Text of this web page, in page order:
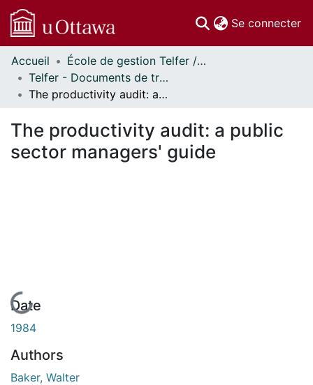
Se connecter
Communautés
et collections
Parcourir
À propos
Accueil
École de gestion Telfer // Telfer School of Management
Telfer - Documents de travail // Telfer - Working Papers
The productivity audit: a public sector managers' guide
The productivity audit: a public
sector managers' guide
En cours de chargement...
Date
1984
Authors
Baker, Walter